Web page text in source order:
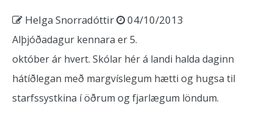
Helga Snorradóttir 04/10/2013
Alþjóðadagur kennara er 5.
október ár hvert. Skólar hér á landi halda daginn
hátíðlegan með margvíslegum hætti og hugsa til
starfssystkina í öðrum og fjarlægum löndum.